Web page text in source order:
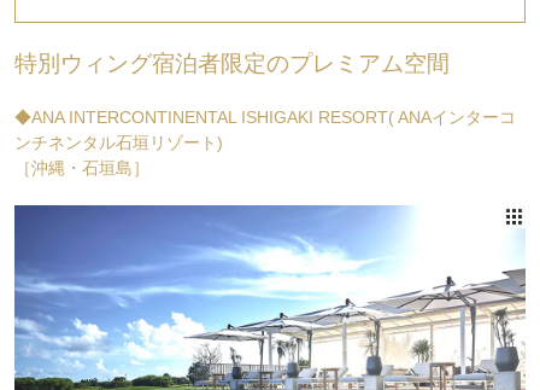
特別ウィング宿泊者限定のプレミアム空間
◆ANA INTERCONTINENTAL ISHIGAKI RESORT( ANAインターコ
ンチネンタル石垣リゾート)
［沖縄・石垣島］